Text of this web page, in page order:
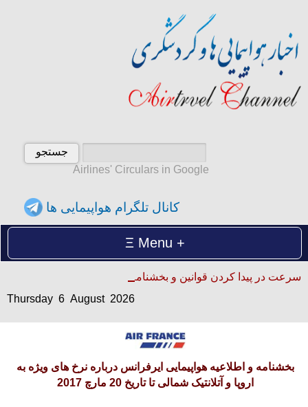
Airlines' Circulars in Google
کانال تلگرام هواپیمایی ها
Menu
سرعت در پیدا کردن قوانین و بخشنامه ها
Thursday 6 August 2026
Thursday 6 August 2026
بخشنامه و اطلاعیه هواپیمایی ایرفرانس درباره نرخ های ویژه به
اروپا و آتلانتیک شمالی تا تاریخ 20 مارچ 2017